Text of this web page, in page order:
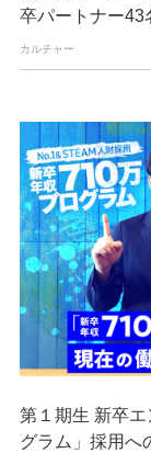
卒パートナー43
カルチャー
第１期生 新卒
グラム」採用へ